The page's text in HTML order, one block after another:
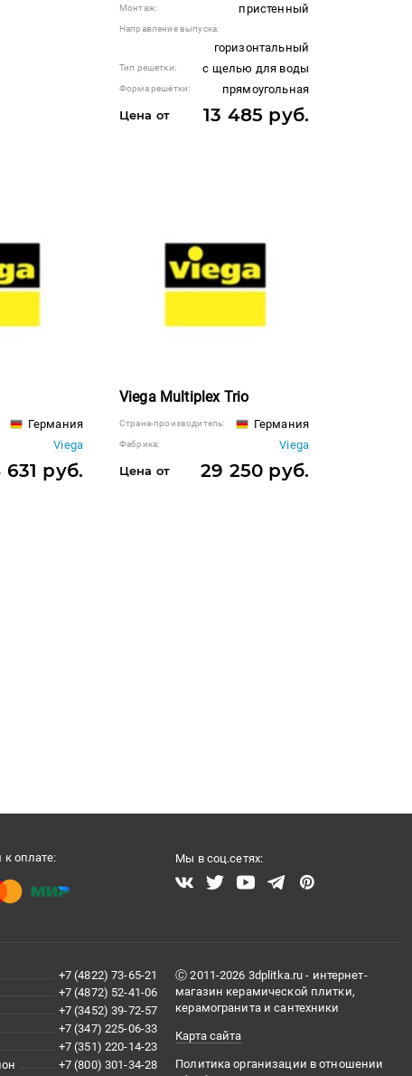
Монтаж: пристенный
Направление выпуска:
горизонтальный
Тип решетки: с щелью для воды
Форма решётки: прямоугольная
Цена от 13 485 руб.
Германия
Viega
631 руб.
Viega Multiplex Trio
Страна-производитель: Германия
Фабрика: Viega
Цена от 29 250 руб.
оплате: Мы в соц.сетях:
+7 (4822) 73-65-21
+7 (4872) 52-41-06
+7 (3452) 39-72-57
+7 (347) 225-06-33
+7 (351) 220-14-23
+7 (800) 301-34-28
Ⓒ 2011-2026 3dplitka.ru - интернет-
магазин керамической плитки,
керамогранита и сантехники
Карта сайта
Политика организации в отношении